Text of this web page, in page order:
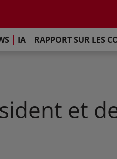
2025
IA RAPPORT SUR LES
et